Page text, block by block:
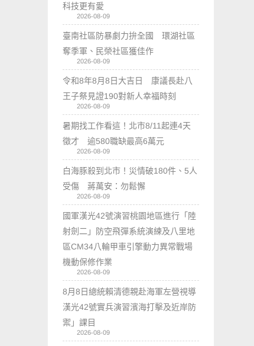
科技更有愛
2026-08-09
臺南社區防暴劇力拚全國 環湖社區
奪季軍、民榮社區獲佳作
2026-08-09
令和8年8月8日大吉日 康議長赴八
王子祭見證190對新人幸福時刻
2026-08-09
暑期找工作看這！北市8/11起連4天
徵才 逾580職缺最高6萬元
2026-08-09
白海豚殺到北市！災情破180件、5人
受傷 蔣萬安：勿鬆懈
2026-08-09
國軍漢光42號演習桃園地區進行「陸
射劍二」防空飛彈系統演練及八里地
區CM34八輪甲車引擎動力異常戰場
機動保修作業
2026-08-09
8月8日總統賴清德親赴海軍左營視導
漢光42號實兵演習濱海打擊及近岸防
禦」課目
2026-08-09